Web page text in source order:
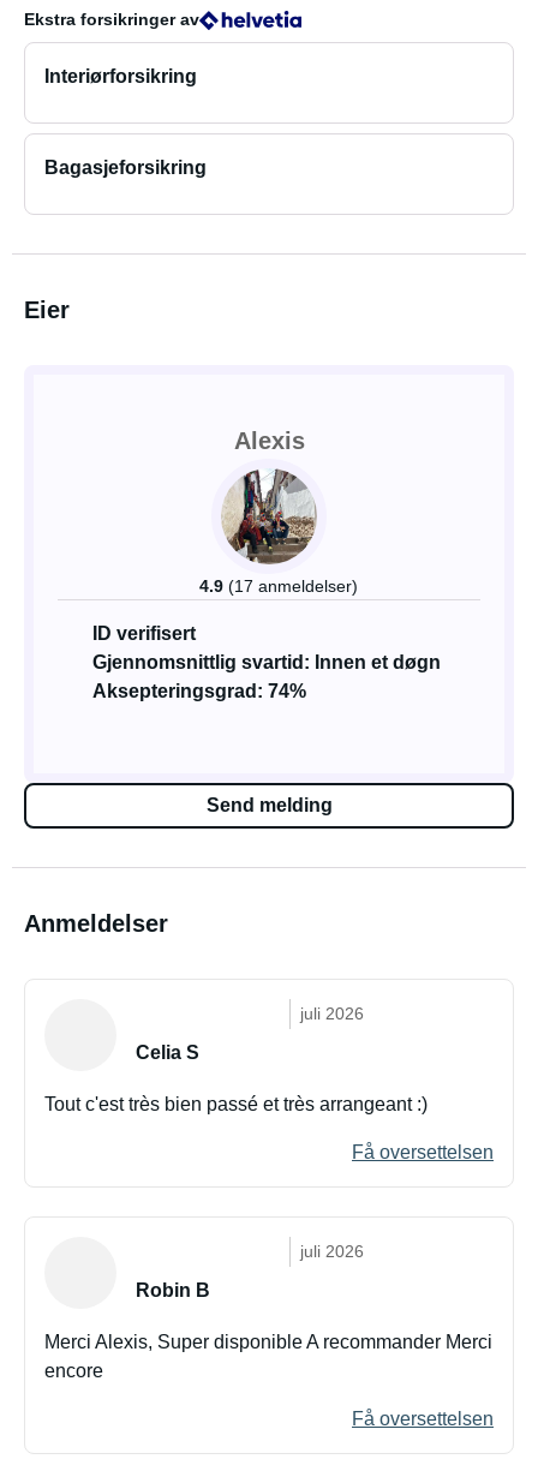
Ekstra forsikringerav
Interiørforsikring
Bagasjeforsikring
Eier
Alexis
4.9 (17 anmeldelser)
ID verifisert
Gjennomsnittlig svartid: Innen et døgn
Aksepteringsgrad: 74%
Send melding
Anmeldelser
juli 2026
Celia S
Tout c'est très bien passé et très arrangeant :)
Få oversettelsen
juli 2026
Robin B
Merci Alexis, Super disponible A recommander Merci
encore
Få oversettelsen